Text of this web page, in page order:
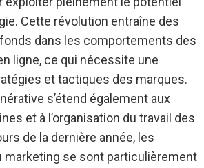
Cette révolution entraîne des
dans les comportements des
ligne, ce qui nécessite une
et tactiques des marques.
s’étend également aux
et à l’organisation du travail des
de la dernière année, les
marketing se sont particulièrement